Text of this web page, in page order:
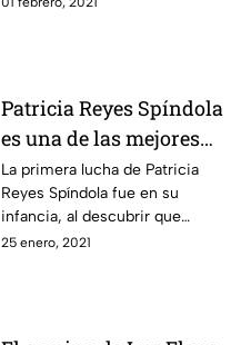
Batallas
Patricia Reyes Spíndola
es una de las mejores
actrices y directoras del
cine, teatro y televisión
en México. | En Sus
Batallas
La primera lucha de Patricia
Reyes Spíndola fue en su
infancia, al descubrir que
padecía dislexia. Hoy a sus 67
25 enero, 2021